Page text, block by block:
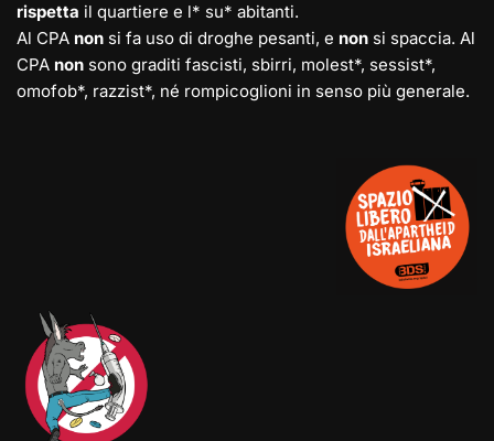
rispetta il quartiere e l* su* abitanti.
Al CPA non si fa uso di droghe pesanti, e non si spaccia. Al
CPA non sono graditi fascisti, sbirri, molest*, sessist*,
omofob*, razzist*, né rompicoglioni in senso più generale.